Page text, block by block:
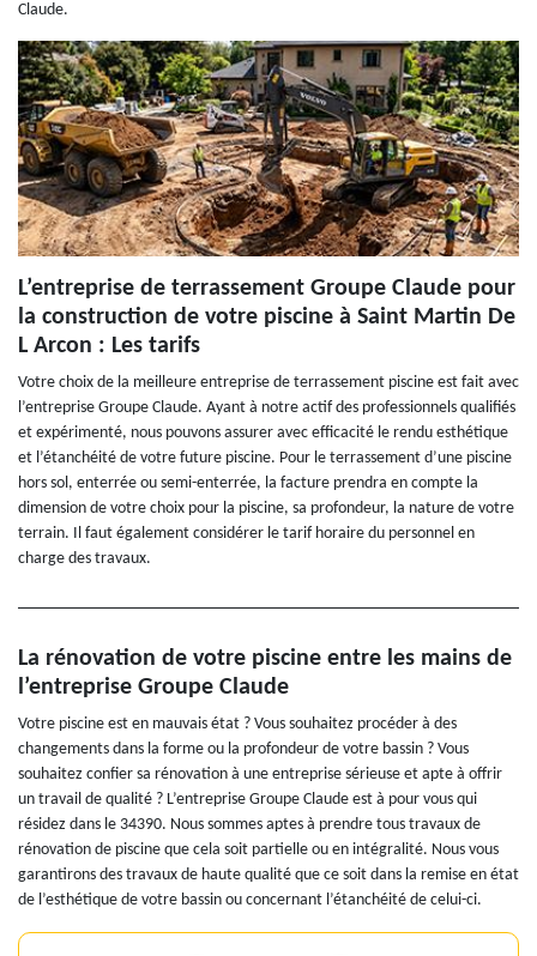
Claude.
L’entreprise de terrassement Groupe Claude pour
la construction de votre piscine à Saint Martin De
L Arcon : Les tarifs
Votre choix de la meilleure entreprise de terrassement piscine est fait avec
l’entreprise Groupe Claude. Ayant à notre actif des professionnels qualifiés
et expérimenté, nous pouvons assurer avec efficacité le rendu esthétique
et l’étanchéité de votre future piscine. Pour le terrassement d’une piscine
hors sol, enterrée ou semi-enterrée, la facture prendra en compte la
dimension de votre choix pour la piscine, sa profondeur, la nature de votre
terrain. Il faut également considérer le tarif horaire du personnel en
charge des travaux.
La rénovation de votre piscine entre les mains de
l’entreprise Groupe Claude
Votre piscine est en mauvais état ? Vous souhaitez procéder à des
changements dans la forme ou la profondeur de votre bassin ? Vous
souhaitez confier sa rénovation à une entreprise sérieuse et apte à offrir
un travail de qualité ? L’entreprise Groupe Claude est à pour vous qui
résidez dans le 34390. Nous sommes aptes à prendre tous travaux de
rénovation de piscine que cela soit partielle ou en intégralité. Nous vous
garantirons des travaux de haute qualité que ce soit dans la remise en état
de l’esthétique de votre bassin ou concernant l’étanchéité de celui-ci.